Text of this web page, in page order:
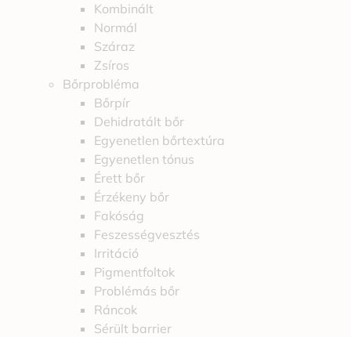
Kombinált
Normál
Száraz
Zsíros
Bőrprobléma
Bőrpír
Dehidratált bőr
Egyenetlen bőrtextúra
Egyenetlen tónus
Érett bőr
Érzékeny bőr
Fakóság
Feszességvesztés
Irritáció
Pigmentfoltok
Problémás bőr
Ráncok
Sérült barrier